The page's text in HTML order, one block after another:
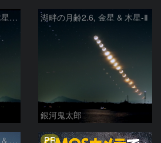
湖畔の月齢2.6, 金星 & 木星 - Ⅲ 湖畔の月齢2.6, 金星 & 木星-Ⅱ
銀河鬼太郎
湖畔に沈む月齢1.6, 金星 & 木星-Ⅳ PR